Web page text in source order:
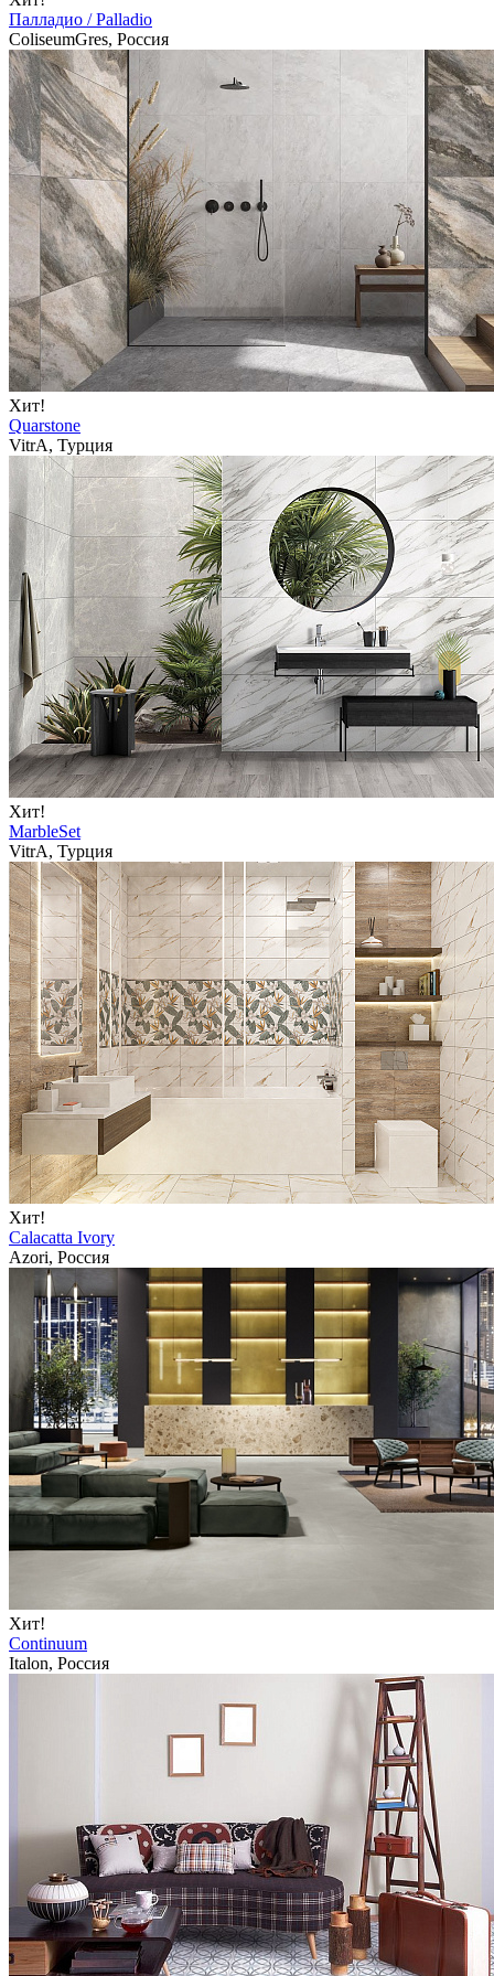
Палладио / Palladio
ColiseumGres, Россия
Хит!
Quarstone
VitrA, Турция
Хит!
MarbleSet
VitrA, Турция
Хит!
Calacatta Ivory
Azori, Россия
Хит!
Continuum
Italon, Россия